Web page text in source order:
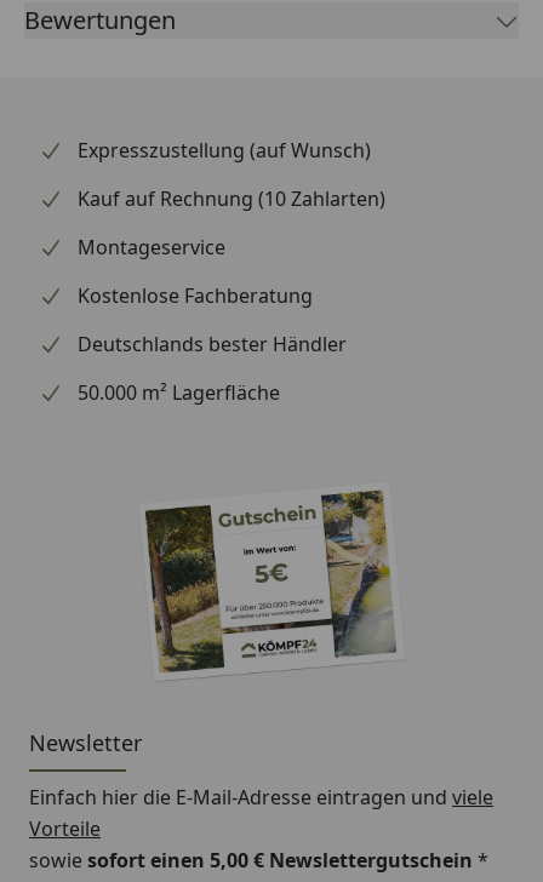
Bewertungen
Expresszustellung (auf Wunsch)
Kauf auf Rechnung (10 Zahlarten)
Montageservice
Kostenlose Fachberatung
Deutschlands bester Händler
50.000 m² Lagerfläche
Newsletter
Einfach hier die E-Mail-Adresse eintragen und viele
Vorteile
sowiesofort einen 5,00 € Newslettergutschein *